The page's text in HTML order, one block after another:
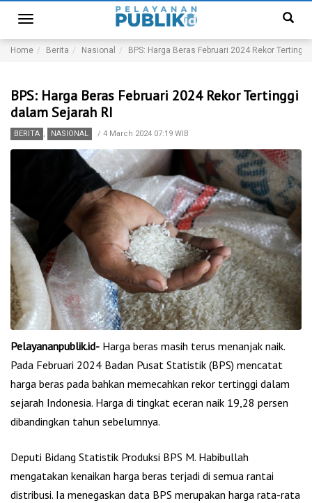
Toggle
navigation
Home Berita Nasional BPS: Harga Beras Februari 2024 Rekor
BPS: Harga Beras Februari 2024 Rekor Tertinggi
dalam Sejarah RI
BERITA , NASIONAL / 4 March 2024 07:19 WIB
Pelayananpublik.id- Harga beras masih terus menanjak naik.
Pada Februari 2024 Badan Pusat Statistik (BPS) mencatat
harga beras pada bahkan memecahkan rekor tertinggi dalam
sejarah Indonesia. Harga di tingkat eceran naik 19,28 persen
dibandingkan tahun sebelumnya.
Deputi Bidang Statistik Produksi BPS M. Habibullah
mengatakan kenaikan harga beras terjadi di semua rantai
distribusi. Ia menegaskan data BPS merupakan harga rata-rata